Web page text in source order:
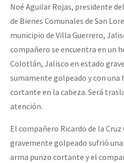
ETIQUETAS
MULTIMEDIA
Fotorreportaje
Video
Semillero Guerra contra la
Se o México sabe, que o mundo
[25 abr – CDMX] Tokín por el CNI:
Noé Aguilar Rojas, presidente
de Bienes Comunales de San
municipio de Villa Guerrero,
compañero se encuentra en un
Colotlán, Jalisco en estado
sumamente golpeado y con una
cortante en la cabeza. Será
atención.
El compañero Ricardo de la
gravemente golpeado sufrió
arma punzo cortante y el